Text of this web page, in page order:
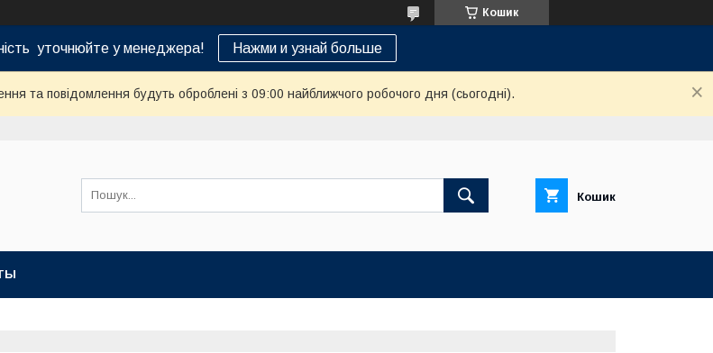
Кошик
уточнюйте у менеджера! Нажми и узнай больше
та повідомлення будуть оброблені з 09:00 найближчого робочого дня (сьогодні).
Кошик